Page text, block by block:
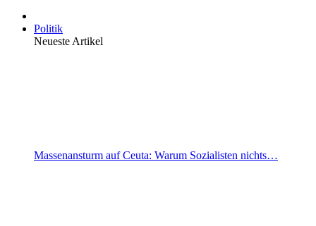
Politik
Neueste Artikel
Massenansturm auf Ceuta: Warum Sozialisten nichts…